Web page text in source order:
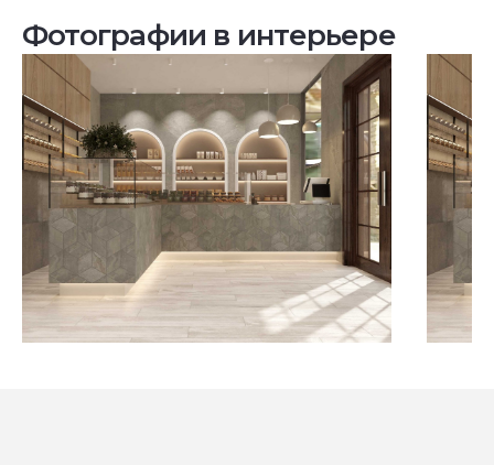
Фотографии в интерьере
Посмотреть все проекты